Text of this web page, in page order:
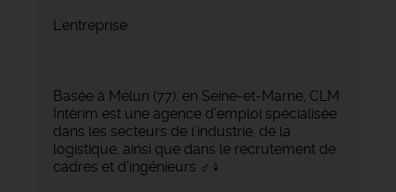
L'entreprise
Basée à Melun (77), en Seine-et-Marne, CLM
Intérim est une agence d’emploi spécialisée
dans les secteurs de l’industrie, de la
logistique, ainsi que dans le recrutement de
cadres et d’ingénieurs ‍♂️‍♀️